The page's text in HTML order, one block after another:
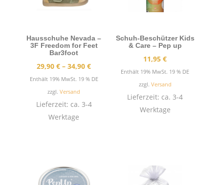
Hausschuhe Nevada –
3F Freedom for Feet
Bar3foot
29,90€ –34,90€Preisspanne:
29,90 €
34,90 €
Enthält 19% MwSt. 19 % DE
zzgl.Versand
Lieferzeit: ca. 3-4
Werktage
Schuh-Beschützer Kids
& Care – Pep up
11,95€
Enthält 19% MwSt. 19 % DE
zzgl. Versand
Lieferzeit: ca. 3-4
Werktage